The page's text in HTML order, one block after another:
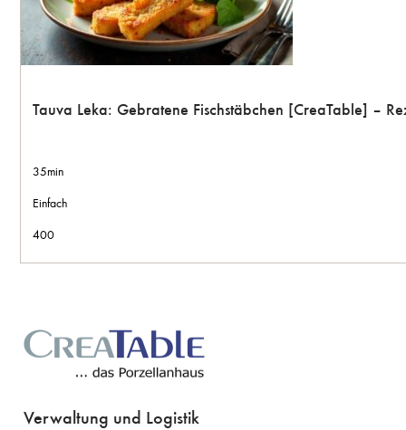
Tauva Leka: Gebratene Fischstäbchen [CreaTable] –
35min
Einfach
400
Verwaltung und Logistik